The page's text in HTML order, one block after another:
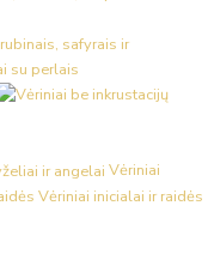
safyrais ir
su perlais
Vėriniai
Vėriniai inicialai ir raidės